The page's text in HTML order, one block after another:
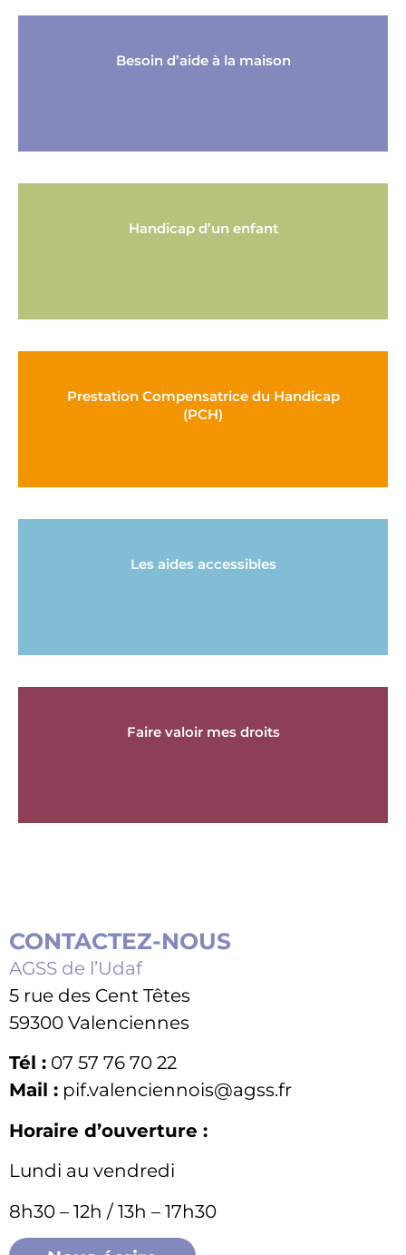
Besoin d’aide à la maison
Handicap d’un enfant
Prestation Compensatrice du Handicap
(PCH)
Les aides accessibles
Faire valoir mes droits
CONTACTEZ-NOUS
AGSS de l’Udaf
5 rue des Cent Têtes
59300 Valenciennes
Tél : 07 57 76 70 22
Mail : pif.valenciennois@agss.fr
Horaire d’ouverture :
Lundi au vendredi
8h30 – 12h / 13h – 17h30